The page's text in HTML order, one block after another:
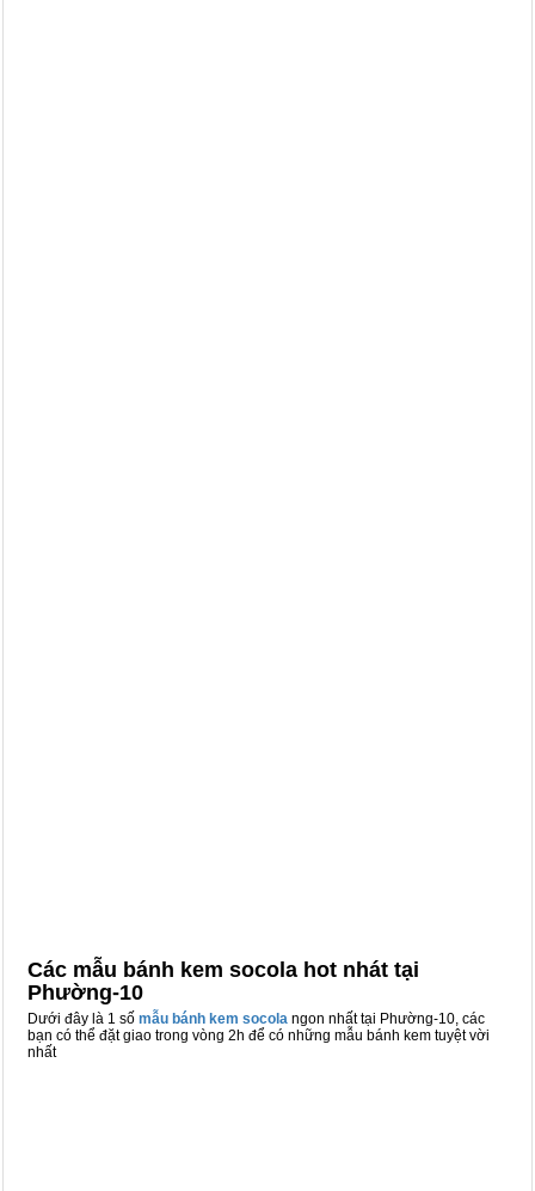
Các mẫu bánh kem socola hot nhát tại
Phường-10
Dưới đây là 1 số mẫu bánh kem socola ngon nhất tại Phường-10, các
bạn có thể đặt giao trong vòng 2h để có những mẫu bánh kem tuyệt vời
nhất